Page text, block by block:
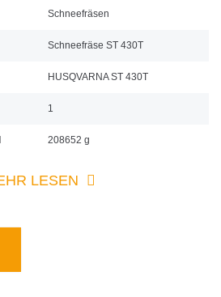
Schneefräsen
Schneefräse ST 430T
HUSQVARNA ST 430T
1
208652 g
LESEN